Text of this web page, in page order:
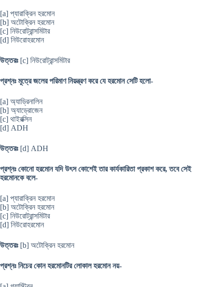
[a] প্যারাক্রিন হরমোন
[b] অটোক্রিন হরমোন
[c] নিউরোট্রান্সমিটার
[d] নিউরোহরমোন
উত্তরঃ [c] নিউরোট্রান্সমিটার
প্রশ্নঃ মূত্রে জলের পরিমাণ নিয়ন্ত্রণ করে যে হরমোন সেটি হলো-
[a] অ্যাড্রিনালিন
[b] অ্যাড্রোজেন
[c] থাইরক্সিন
[d] ADH
উত্তরঃ [d] ADH
প্রশ্নঃ কোনো হরমোন যদি উৎস কোশেই তার কার্যকারিতা প্রকাশ করে, তবে সেই
হরমোনকে বলে-
[a] প্যারাক্রিন হরমোন
[b] অটোক্রিন হরমোন
[c] নিউরোট্রান্সমিটার
[d] নিউরোহরমোন
উত্তরঃ[b] অটোক্রিন হরমোন
প্রশ্নঃ নিচের কোন হরমোনটির লোকাল হরমোন নয়-